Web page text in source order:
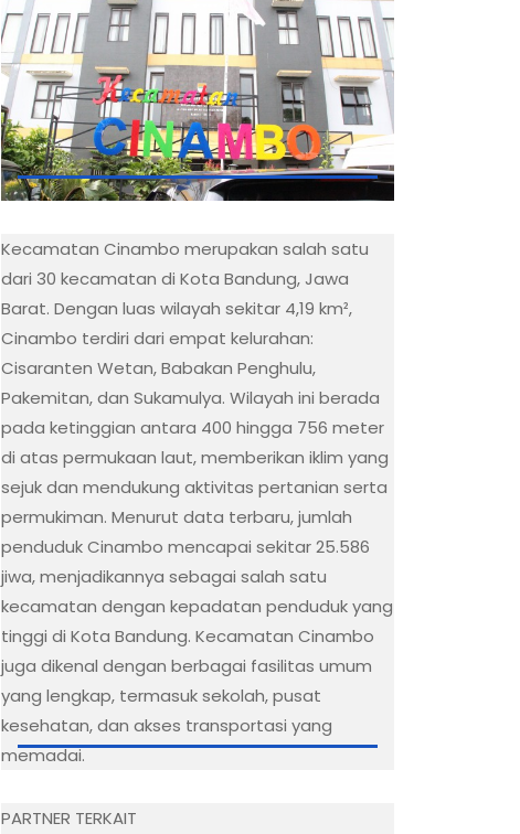
Kecamatan Cinambo merupakan salah satu
dari 30 kecamatan di Kota Bandung, Jawa
Barat. Dengan luas wilayah sekitar 4,19 km²,
Cinambo terdiri dari empat kelurahan:
Cisaranten Wetan, Babakan Penghulu,
Pakemitan, dan Sukamulya. Wilayah ini berada
pada ketinggian antara 400 hingga 756 meter
di atas permukaan laut, memberikan iklim yang
sejuk dan mendukung aktivitas pertanian serta
permukiman. Menurut data terbaru, jumlah
penduduk Cinambo mencapai sekitar 25.586
jiwa, menjadikannya sebagai salah satu
kecamatan dengan kepadatan penduduk yang
tinggi di Kota Bandung. Kecamatan Cinambo
juga dikenal dengan berbagai fasilitas umum
yang lengkap, termasuk sekolah, pusat
kesehatan, dan akses transportasi yang
memadai.
PARTNER TERKAIT